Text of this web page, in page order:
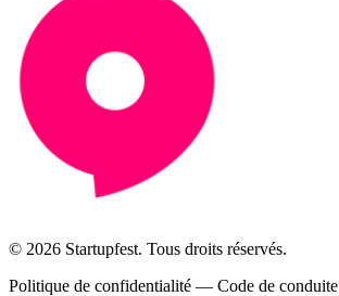
© 2026 Startupfest. Tous droits réservés.
Politique de confidentialité — Code de conduite